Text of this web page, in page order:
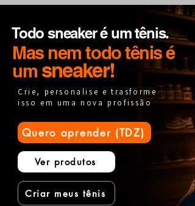
Mas nem todo tênis é
um sneaker!
Quero aprender (TDZ)
Ver produtos
Criar meus tênis
Crie, personalise e trasforme
isso em uma nova profissão
Todo sneaker é um tênis.